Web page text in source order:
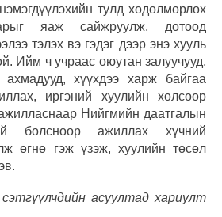
тулд хөдөлмөрлөх
яаж сайжруулж, дотоод
тэлэх вэ гэдэг дээр энэ хууль
Ийм ч учраас оюутан залуучууд,
ахмадууд, хүүхдээ харж байгаа
иргэний хуулийн хөлсөөр
Нийгмийн даатгалын
болсноор ажиллах хүчний
өгнө гэж үзэж, хуулийн төсөл
асуултад хариулт